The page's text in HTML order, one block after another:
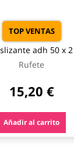
TOP VENTAS
adh 50 x
Rufete
15,20 €
Añadir al carrito